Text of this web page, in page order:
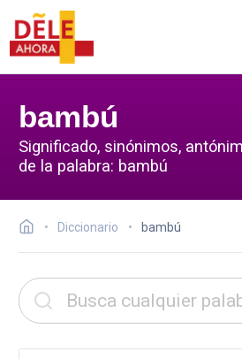
bambú
Significado, sinónimos,
de la palabra: bambú
Diccionario bambú